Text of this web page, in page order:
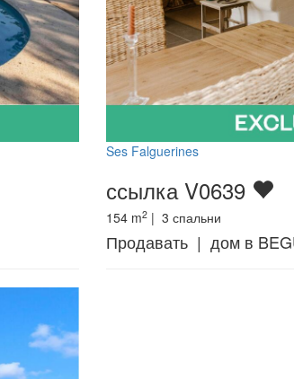
Ses Falguerines
ссылка V0639
154 m2 | 3 спальни
Продавать | дом в